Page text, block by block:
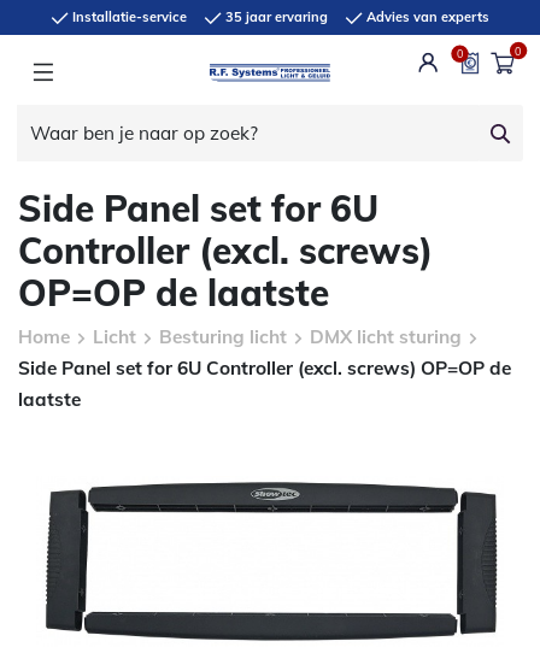
Installatie-service 35 jaar ervaring Advies van experts
0 0
Side Panel set for 6U
Controller (excl. screws)
OP=OP de laatste
Home Licht Besturing licht
DMX licht sturing
Side Panel set for 6U Controller (excl. screws) OP=OP de
laatste